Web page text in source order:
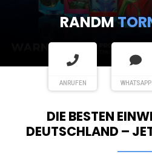
RANDM
ANRUFEN WHATSAPP
DIE BESTEN
DEUTSCHLAND –